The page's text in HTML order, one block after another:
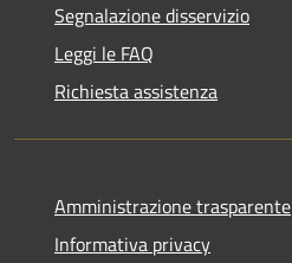
Segnalazione disservizio
Leggi le FAQ
Richiesta assistenza
Amministrazione trasparente
Informativa privacy